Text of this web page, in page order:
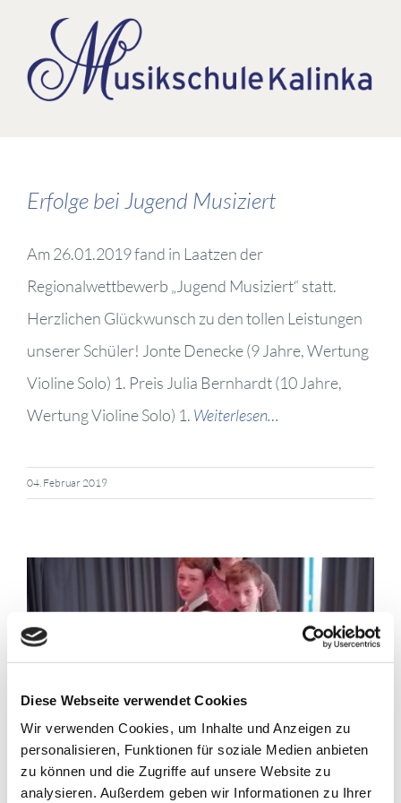
Diese Webseite verwendet Cookies
Wir verwenden Cookies, um Inhalte und Anzeigen zu
personalisieren, Funktionen für soziale Medien anbieten
zu können und die Zugriffe auf unsere Website zu
analysieren. Außerdem geben wir Informationen zu Ihrer
springen
Erfolge bei Jugend Musiziert
Am 26.01.2019 fand in Laatzen der
Regionalwettbewerb „Jugend Musiziert“ statt.
Herzlichen Glückwunsch zu den tollen Leistungen
unserer Schüler! Jonte Denecke (9 Jahre, Wertung
Violine Solo) 1. Preis Julia Bernhardt (10 Jahre,
Wertung Violine Solo) 1. Weiterlesen…
04. Februar 2019